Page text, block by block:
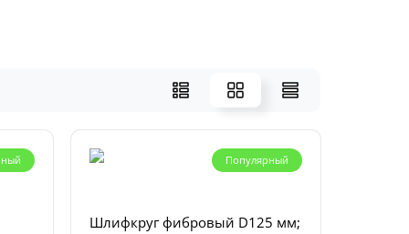
Популярный
Шлифкруг фибровый D125 мм;